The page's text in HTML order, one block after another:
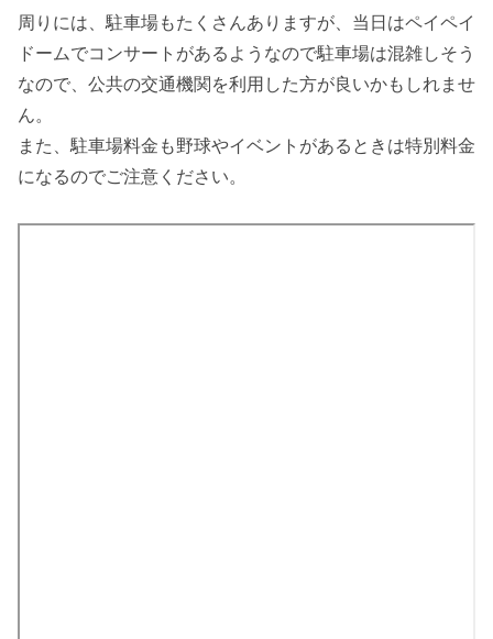
周りには、駐車場もたくさんありますが、当日はペイペイ
ドームでコンサートがあるようなので駐車場は混雑しそう
なので、公共の交通機関を利用した方が良いかもしれませ
ん。
また、駐車場料金も野球やイベントがあるときは特別料金
になるのでご注意ください。